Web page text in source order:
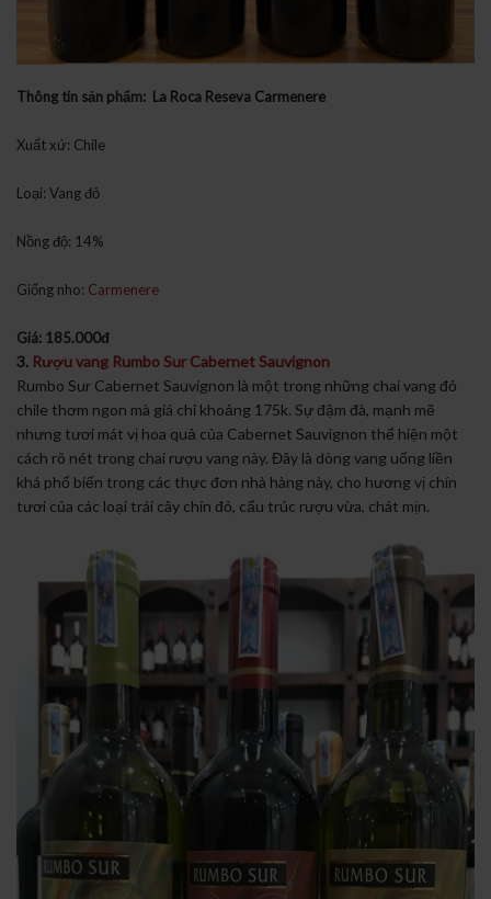
Thông tin sản phẩm: La Roca Reseva Carmenere
Xuất xứ: Chile
Loại: Vang đỏ
Nồng độ: 14%
Giống nho: Carmenere
Giá: 185.000đ
3. Rượu vang Rumbo Sur Cabernet Sauvignon
Rumbo Sur Cabernet Sauvignon là một trong những chai vang đỏ
chile thơm ngon mà giá chỉ khoảng 175k. Sự đậm đà, mạnh mẽ
nhưng tươi mát vị hoa quả của Cabernet Sauvignon thể hiện một
cách rõ nét trong chai rượu vang này. Đây là dòng vang uống liền
khá phổ biến trong các thực đơn nhà hàng này, cho hương vị chín
tươi của các loại trái cây chín đỏ, cấu trúc rượu vừa, chát mịn.